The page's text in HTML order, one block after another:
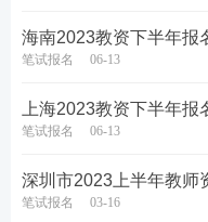
海南2023教资下半年报
笔试报名 06-13
上海2023教资下半年报
笔试报名 06-13
深圳市2023上半年教师
笔试报名 03-16